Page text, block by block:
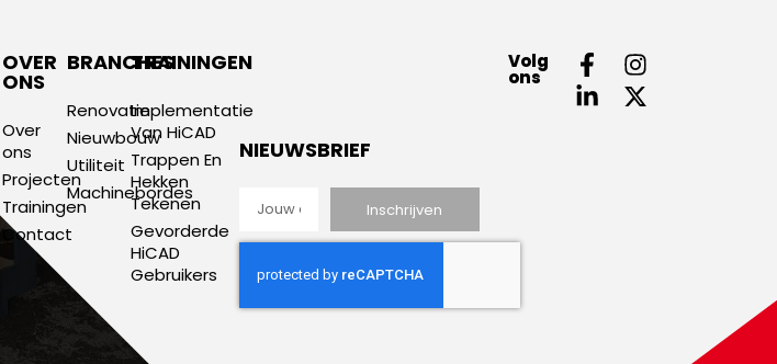
OVER
ONS
Over
ons
Projecten
Trainingen
Contact
BRANCHES
Renovatie
Nieuwbouw
Utiliteit
Machinebordes
TRAININGEN
Implementatie
Van HiCAD
Trappen En
Hekken
Tekenen
Gevorderde
HiCAD
Gebruikers
NIEUWSBRIEF
Inschrijven
Volg
ons